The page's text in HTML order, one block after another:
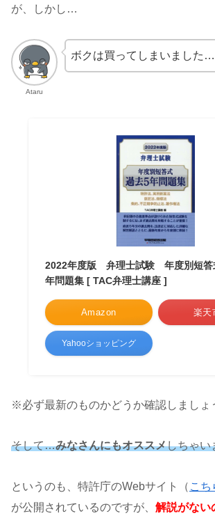
が、しかし…
Ataru
ボクは買ってしまいました…
2022年度版 弁理士試験 年度別短
年問題集 [ TAC弁理士講座 ]
Amazon 楽天
Yahooショッピング
※必ず最新のものかどうか確認しましょ
そして…みなさんにもオススメしちゃい
というのも、特許庁のWebサイト（ こち
が公開されているのですが、 解説がない